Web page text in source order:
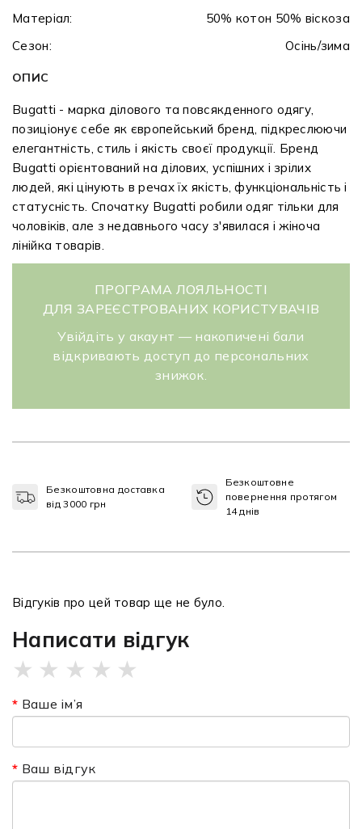
Матеріал:
50% котон 50% віскоза
Сезон:
Осінь/зима
ОПИС
Bugatti - марка ділового та повсякденного одягу,
позиціонує себе як європейський бренд, підкреслюючи
елегантність, стиль і якість своєї продукції. Бренд
Bugatti орієнтований на ділових, успішних і зрілих
людей, які цінують в речах їх якість, функціональність і
статусність. Спочатку Bugatti робили одяг тільки для
чоловіків, але з недавнього часу з'явилася і жіноча
лінійка товарів.
ПРОГРАМА ЛОЯЛЬНОСТІ
ДЛЯ ЗАРЕЄСТРОВАНИХ КОРИСТУВАЧІВ
Увійдіть у акаунт — накопичені бали
відкривають доступ до персональних
знижок.
Безкоштовна доставка
від 3000 грн
Безкоштовне
повернення протягом
14 днів
Відгуків про цей товар ще не було.
Написати відгук
★ ★ ★ ★ ★
Ваше ім’я
Ваш відгук